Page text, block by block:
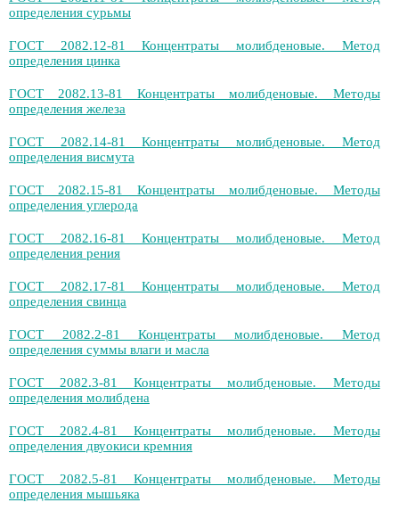
определения сурьмы
ГОСТ 2082.12-81 Концентраты молибденовые. Метод
определения цинка
ГОСТ 2082.13-81 Концентраты молибденовые. Методы
определения железа
ГОСТ 2082.14-81 Концентраты молибденовые. Метод
определения висмута
ГОСТ 2082.15-81 Концентраты молибденовые. Методы
определения углерода
ГОСТ 2082.16-81 Концентраты молибденовые. Метод
определения рения
ГОСТ 2082.17-81 Концентраты молибденовые. Метод
определения свинца
ГОСТ 2082.2-81 Концентраты молибденовые. Метод
определения суммы влаги и масла
ГОСТ 2082.3-81 Концентраты молибденовые. Методы
определения молибдена
ГОСТ 2082.4-81 Концентраты молибденовые. Методы
определения двуокиси кремния
ГОСТ 2082.5-81 Концентраты молибденовые. Методы
определения мышьяка